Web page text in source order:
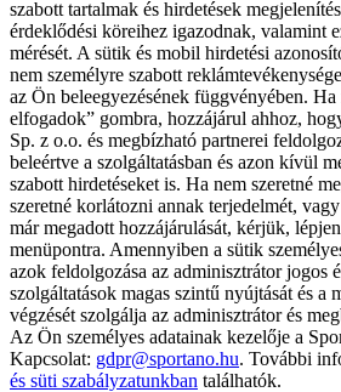
szabott tartalmak és hirdetések
érdeklődési köreihez igazodnak, valamint
mérését. A sütik és mobil hirdetési
nem személyre szabott
az Ön beleegyezésének függvényében.
elfogadok” gombra, hozzájárul ahhoz,
Sp. z o.o. és megbízható partnerei
beleértve a szolgáltatásban és azon kívül
szabott hirdetéseket is. Ha nem szeretné
szeretné korlátozni annak terjedelmét,
már megadott hozzájárulását, kérjük,
menüpontra. Amennyiben a sütik
azok feldolgozása az adminisztrátor jogos
szolgáltatások magas szintű nyújtását és a
végzését szolgálja az adminisztrátor és
Az Ön személyes adatainak kezelője a
Kapcsolat: gdpr@sportano.hu. További
és süti szabályzatunkban találhatók.